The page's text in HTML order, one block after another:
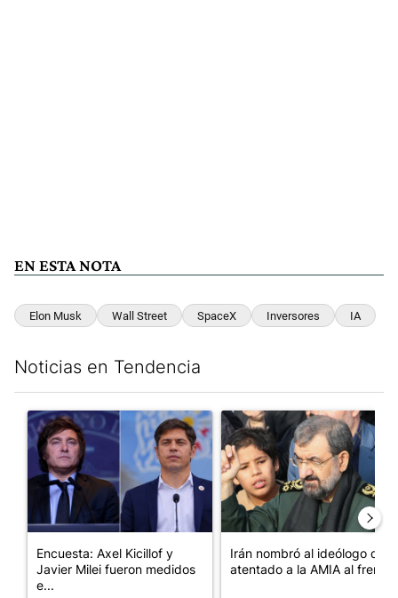
EN ESTA NOTA
Elon Musk Wall Street SpaceX Inversores IA
Noticias en Tendencia
Un artículo de tendencia con el título "Encuesta: Axel Kicillof y
Encuesta: Axel Kicillof y
Javier Milei fueron medidos
e...
Un artículo de tendencia con
Irán nombró al ideólogo del
atentado a la AMIA al frent...